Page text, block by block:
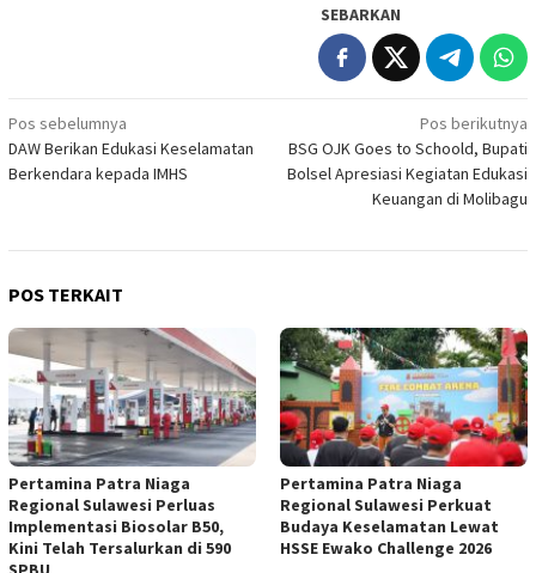
SEBARKAN
Navigasi
pos
Pos sebelumnya
DAW Berikan Edukasi Keselamatan
Berkendara kepada IMHS
Pos berikutnya
BSG OJK Goes to Schoold, Bupati
Bolsel Apresiasi Kegiatan Edukasi
Keuangan di Molibagu
POS TERKAIT
Pertamina Patra Niaga
Regional Sulawesi Perluas
Implementasi Biosolar B50,
Kini Telah Tersalurkan di 590
Pertamina Patra Niaga
Regional Sulawesi Perkuat
Budaya Keselamatan Lewat
HSSE Ewako Challenge 2026